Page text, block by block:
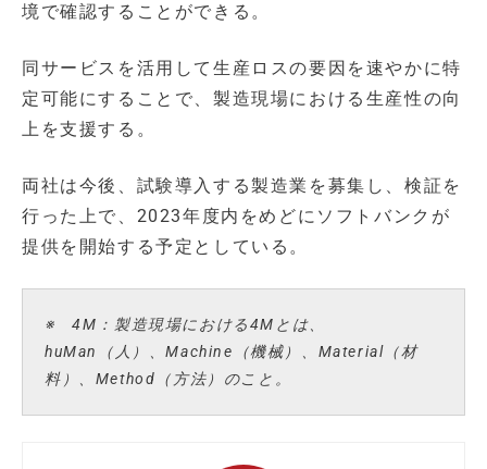
境で確認することができる。
同サービスを活用して生産ロスの要因を速やかに特
定可能にすることで、製造現場における生産性の向
上を支援する。
両社は今後、試験導入する製造業を募集し、検証を
行った上で、2023年度内をめどにソフトバンクが
提供を開始する予定としている。
※ 4M：製造現場における4Mとは、
huMan（人）、Machine（機械）、Material（材
料）、Method（方法）のこと。